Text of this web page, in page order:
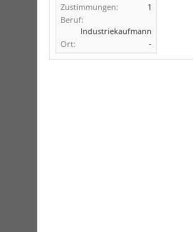
Zustimmungen:
1
Beruf:
Industriekaufmann
Ort:
-